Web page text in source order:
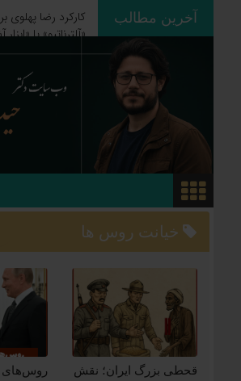
آخرین مطالب
چگونه فاتحان نام
نوشتند؟
خیانت روس ها
قحطی بزرگ ایران؛ نقش
روس‌های